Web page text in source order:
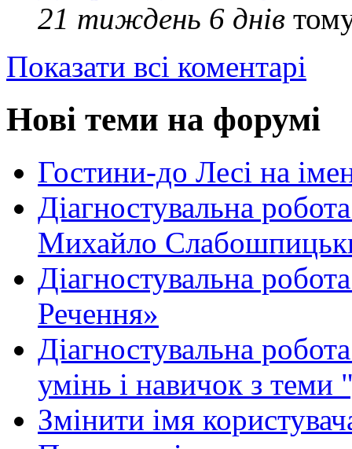
21 тиждень 6 днів
Показати всі коментарі
Нові теми на форумі
Гостини-до Лесі на
Діагностувальна
Михайло
Діагностувальна
Речення»
Діагностувальна
умінь і навичок з теми
Змінити імя